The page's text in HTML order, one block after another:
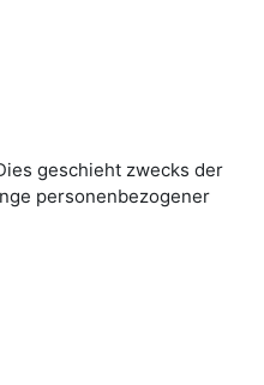
geschieht zwecks der
personenbezogener